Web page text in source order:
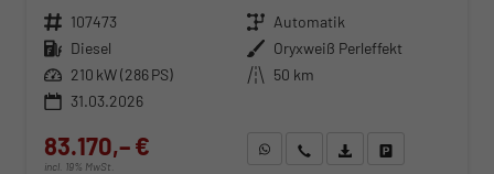
Fahrzeugnr. 107473 Getriebe Automatik
Kraftstoff Diesel Außenfarbe Oryxweiß Perleffekt
Leistung 210 kW (286 PS) Kilometerstand 50 km
31.03.2026
83.170,– €
incl. 19% MwSt.
WhatsApp anfragen
Wir rufen Sie anFahrzeugexposé (PDF)